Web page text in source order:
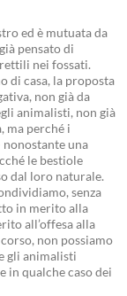
ed è mutuata da
pensato di
nei fossati.
di casa, la proposta
non già da
animalisti, non già
ma perché i
una
le bestiole
dal loro naturale.
senza
in merito alla
all’offesa alla
non possiamo
gli animalisti
in qualche caso dei